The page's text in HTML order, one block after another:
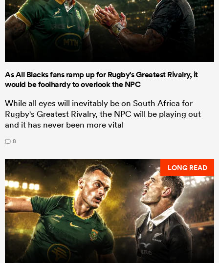
As All Blacks fans ramp up for Rugby's Greatest Rivalry, it
would be foolhardy to overlook the NPC
While all eyes will inevitably be on South Africa for
Rugby's Greatest Rivalry, the NPC will be playing out
and it has never been more vital
8
LONG READ